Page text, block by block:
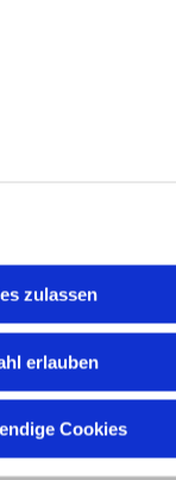
zulassen
erlauben
Cookies
ChurchDesk-